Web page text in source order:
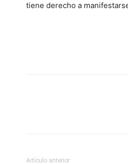
tiene derecho a
Artículo anterior